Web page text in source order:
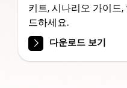
키트, 시나리오 가이드
드하세요.
다운로드 보기